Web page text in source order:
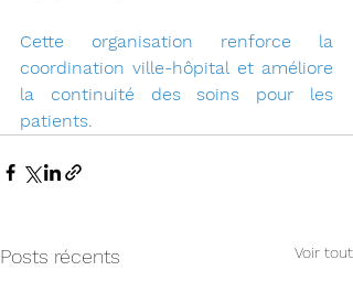
Cette organisation renforce la
coordination ville-hôpital et améliore
la continuité des soins pour les
patients.
Posts récents Voir tout